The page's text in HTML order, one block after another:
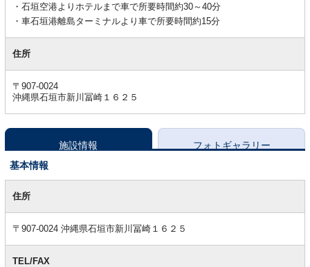
石垣空港よりホテルまで車で所要時間約30～40分
車石垣港離島ターミナルより車で所要時間約15分
住所
〒907-0024
沖縄県石垣市新川冨崎１６２５
施設情報
フォトギャラリー
基本情報
本住所
〒907-0024 沖縄県石垣市新川冨崎１６２５
TEL/FAX